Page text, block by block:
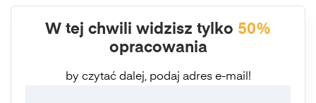
W tej chwili widzisz tylko 50%
opracowania
by czytać dalej, podaj adres e-mail!